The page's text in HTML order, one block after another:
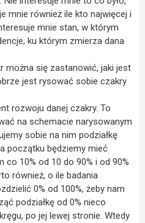
mnie również ile kto najwięcej i
mnie stan, w którym
ku którym zmierza dana
można się zastanowić, jaki jest
jest rysować sobie czakry
rozwoju danej czakry. To
na schemacie narysowanym
sobie na nim podziałkę
początku będziemy mieć
co 10% od 10 do 90% i od 90%
również, o ile badania
0% od 100%, żeby nam
podziałkę od 0% nieco
po jej lewej stronie. Wtedy